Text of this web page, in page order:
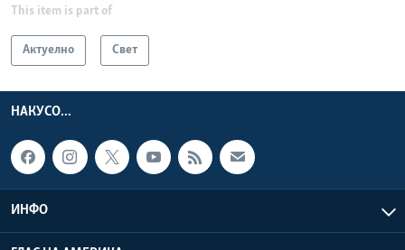
This item is part of
Актуелно Свет
НАКУСО...
ИНФО